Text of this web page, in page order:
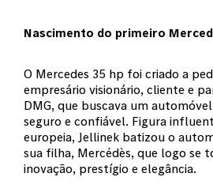
Nascimento do primeiro
O Mercedes 35 hp foi criado a
empresário visionário, cliente e
DMG, que buscava um
seguro e confiável. Figura
europeia, Jellinek batizou o
sua filha, Mercédès, que logo se
inovação, prestígio e elegância.